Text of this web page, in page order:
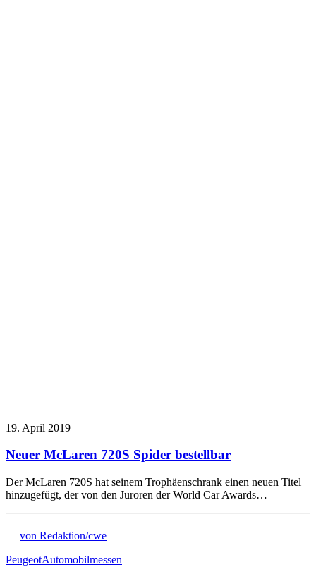
19. April 2019
Neuer McLaren 720S Spider bestellbar
Der McLaren 720S hat seinem Trophäenschrank einen neuen Titel
hinzugefügt, der von den Juroren der World Car Awards…
von Redaktion/cwe
PeugeotAutomobilmessen